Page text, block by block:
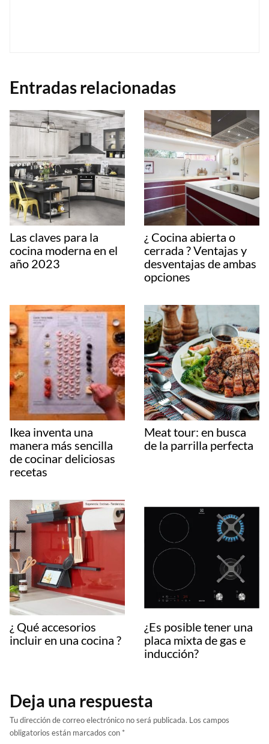
Entradas relacionadas
Las claves para la
cocina moderna en el
año 2023
¿ Cocina abierta o
cerrada ? Ventajas y
desventajas de ambas
opciones
Ikea inventa una
manera más sencilla
de cocinar deliciosas
recetas
Meat tour: en busca
de la parrilla perfecta
¿ Qué accesorios
incluir en una cocina ?
¿Es posible tener una
placa mixta de gas e
inducción?
Deja una respuesta
Tu dirección de correo electrónico no será publicada. Los campos
obligatorios están marcados con *